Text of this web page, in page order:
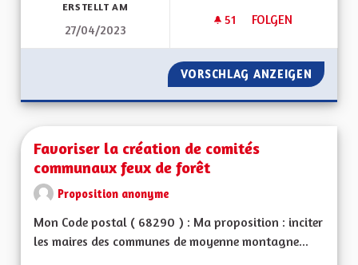
ERSTELLT AM
27/04/2023
51 51 FOLLOWER
FOLGEN
FAVORISER LE
VORSCHLAG ANZEIGEN
Favoriser la création de comités
communaux feux de forêt
Proposition anonyme
Mon Code postal ( 68290 ) : Ma proposition : inciter
les maires des communes de moyenne montagne...